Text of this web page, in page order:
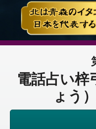
電話占い梓
ょう